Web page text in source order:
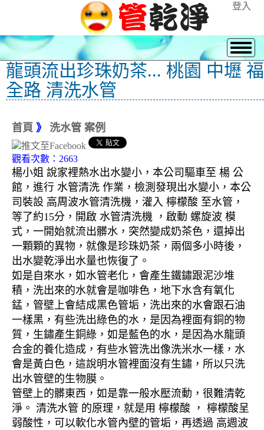
登入
龍頭流出珍珠奶茶... 桃園 中壢 福
全路 清洗水管
首頁 》 洗水管 案例
觀看次數：2663
楊小姐 說家裡熱水出水變小，本公司驅車至 楊 公
館，進行 水管清洗 作業，檢測發現出水變小，本公
司裝設 高周波水管清洗機，灌入 檸檬酸 至水管，
等了約15分，開啟 水管清洗機 ，啟動 螺旋波 模
式，一開始就流出髒水，突然變成奶茶色，還掉出
一顆顆的異物，就像是珍珠奶茶，兩個多小時後，
出水變乾淨出水量也恢復了。
如是自來水，如水管老化，會產生鐵鏽跟泥沙堆
積，洗出來的水就會是咖啡色，地下水含有氧化
錳，管壁上會結成黑色管垢，洗出來的水會跟石油
一樣黑，有些洗出綠色的水，是因為裡面有銅的物
質，生鏽產生銅綠，如是藍色的水，是因為水龍頭
合金的養化造成，有些水管洗出像洗米水一樣，水
會是黃白色，這說明水管裡面沒有生鏽，所以只洗
出水管壁的生物膜。
管壁上的髒東西，如是靠一般水壓流動，很難清乾
淨。 清洗水管 的原理，就是用 檸檬酸 ， 檸檬酸呈
弱酸性，可以軟化水管內壁的管垢，再透過 高週波